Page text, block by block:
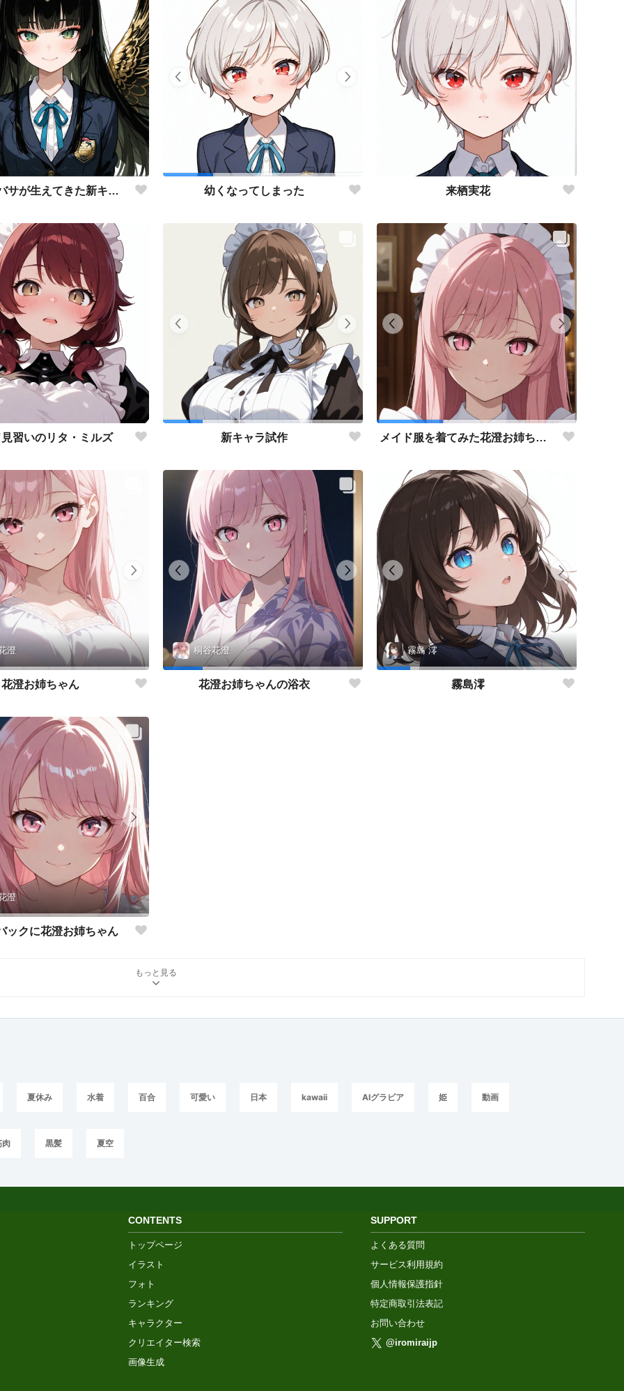
なぜかツバサが生えてきた新キャラの阿南さん 幼くなってしまった 来栖実花
習いのリタ・ミルズ 新キャラ試作 メイド服を着てみた花澄お姉ちゃん
澄
花澄お姉ちゃん
桐谷花澄
花澄お姉ちゃんの浴衣
霧島 澪
霧島澪
澄
ックに花澄お姉ちゃん
もっと見る
夏休み 水着 百合 可愛い 日本 kawaii AIグラビア 姫 動画
肉 黒髪 夏空
SUPPORT
よくある質問
サービス利用規約
個人情報保護指針
特定商取引法表記
お問い合わせ
@iromiraijp
CONTENTS
トップページ
イラスト
フォト
ランキング
キャラクター
クリエイター検索
画像生成